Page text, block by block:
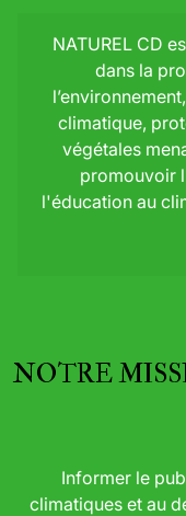
NATUREL CD
dans la
climatique,
végétales
promouvoir
l'éducation au
NOTRE
Informer le
climatiques et au